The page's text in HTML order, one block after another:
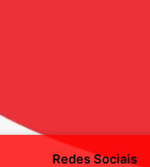
Redes Sociais